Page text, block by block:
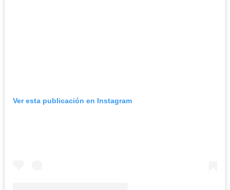
Ver esta publicación en Instagram